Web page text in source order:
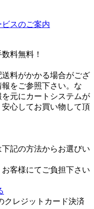
数料無料 ！
料がかかる場合がござ
をご参照下さい。な
元にカートシステムが
心してお買い物して頂
記の方法からお選びい
客様にてご負担下さい
クレジットカード決済